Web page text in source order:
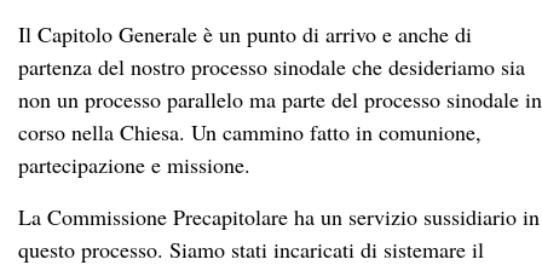
Il Capitolo Generale è un punto di arrivo e anche di
partenza del nostro processo sinodale che desideriamo sia
non un processo parallelo ma parte del processo sinodale in
corso nella Chiesa. Un cammino fatto in comunione,
partecipazione e missione.
La Commissione Precapitolare ha un servizio sussidiario in
questo processo. Siamo stati incaricati di sistemare il